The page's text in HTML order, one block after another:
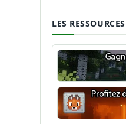
LES
Optifine
NeoForge